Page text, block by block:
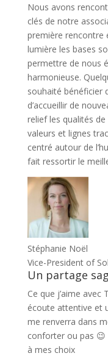
Nous avons
clés de notre
première rencontre
lumière les bases
permettre de nous
harmonieuse.
souhaité bénéficier
d’accueillir de
relief les qualités
valeurs et lignes
centré autour de
fait ressortir le
Stéphanie Noël
Vice-President of
Un partage
Ce que j’aime avec
écoute attentive et
me renverra dans
conforter ou pas 😉
à mes choix